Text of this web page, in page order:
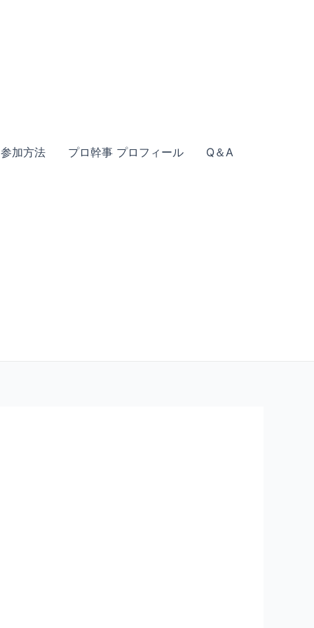
参加方法 プロ幹事 プロフィール Q＆A